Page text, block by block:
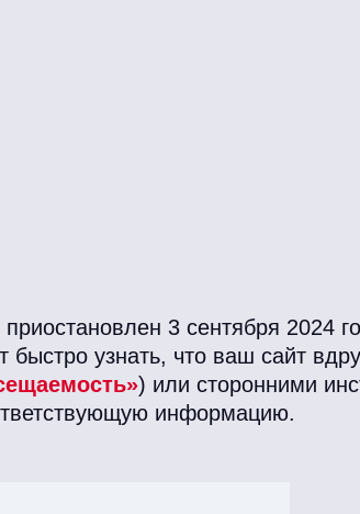
3 сентября 2024
узнать, что ваш сайт
) или сторонними
информацию.